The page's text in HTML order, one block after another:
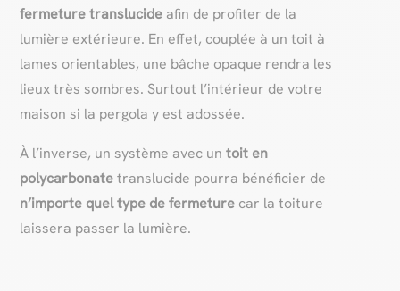
fermeture translucide afin de profiter de la
lumière extérieure. En effet, couplée à un toit à
lames orientables, une bâche opaque rendra les
lieux très sombres. Surtout l’intérieur de votre
maison si la pergola y est adossée.
À l’inverse, un système avec untoit en
polycarbonatetranslucide pourra bénéficier de
n’importe quel type de fermeture car la toiture
laissera passer la lumière.